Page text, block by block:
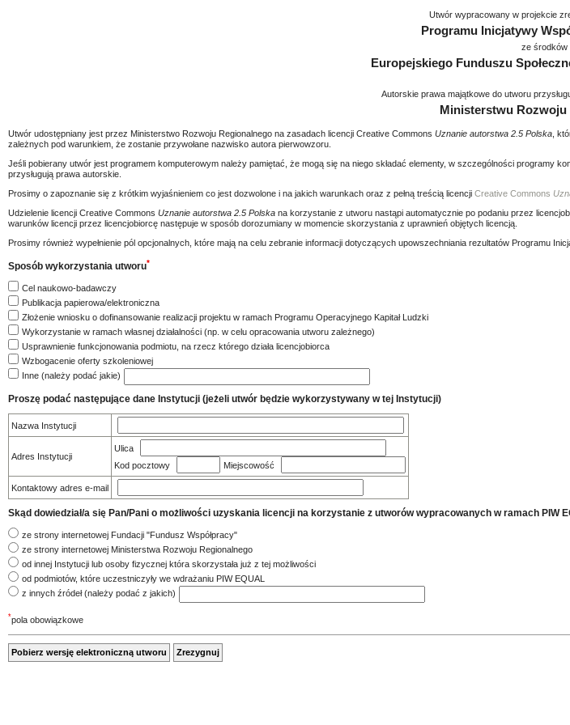
Utwór wypracowany w projekcie
Programu Inicjatywy
ze środków
Europejskiego Funduszu
Autorskie prawa majątkowe do utworu
Ministerstwu Rozwoju
Utwór udostępniany jest przez Ministerstwo Rozwoju Regionalnego na zasadach licencji Creative Commons Uznanie autorstwa 2.5 Polska ,
zależnych pod warunkiem, że zostanie przywołane nazwisko autora pierwowzoru.
Jeśli pobierany utwór jest programem komputerowym należy pamiętać, że mogą się na niego składać elementy, w szczególności programy
przysługują prawa autorskie.
Prosimy o zapoznanie się z krótkim wyjaśnieniem co jest dozwolone i na jakich warunkach oraz z pełną treścią licencji Creative Commons
Udzielenie licencji Creative Commons Uznanie autorstwa 2.5 Polska na korzystanie z utworu nastąpi automatycznie po podaniu przez
warunków licencji przez licencjobiorcę następuje w sposób dorozumiany w momencie skorzystania z uprawnień objętych licencją.
Prosimy również wypełnienie pól opcjonalnych, które mają na celu zebranie informacji dotyczących upowszechniania rezultatów Programu
Sposób wykorzystania utworu*
Cel naukowo-badawczy
Publikacja papierowa/elektroniczna
Złożenie wniosku o dofinansowanie realizacji projektu w ramach Programu Operacyjnego Kapitał Ludzki
Wykorzystanie w ramach własnej działalności (np. w celu opracowania utworu zależnego)
Usprawnienie funkcjonowania podmiotu, na rzecz którego działa licencjobiorca
Wzbogacenie oferty szkoleniowej
Inne (należy podać jakie)
Proszę podać następujące dane Instytucji (jeżeli utwór będzie wykorzystywany w tej Instytucji)
Nazwa Instytucji
Adres Instytucji
Ulica
Kod pocztowy
Miejscowość
Kontaktowy adres e-mail
Skąd dowiedział/a się Pan/Pani o możliwości uzyskania licencji na korzystanie z utworów wypracowanych w ramach PIW
ze strony internetowej Fundacji "Fundusz Współpracy"
ze strony internetowej Ministerstwa Rozwoju Regionalnego
od innej Instytucji lub osoby fizycznej która skorzystała już z tej możliwości
od podmiotów, które uczestniczyły we wdrażaniu PIW EQUAL
z innych źródeł (należy podać z jakich)
*pola obowiązkowe